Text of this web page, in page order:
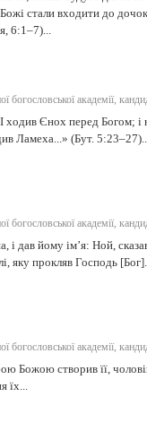
стали входити до
6:1–7)...
академії,
ходив Єнох перед Богом;
Ламеха...» (Бут.
академії,
і дав йому ім’я: Ной,
яку прокляв Господь
академії,
Божою створив її,
їх...